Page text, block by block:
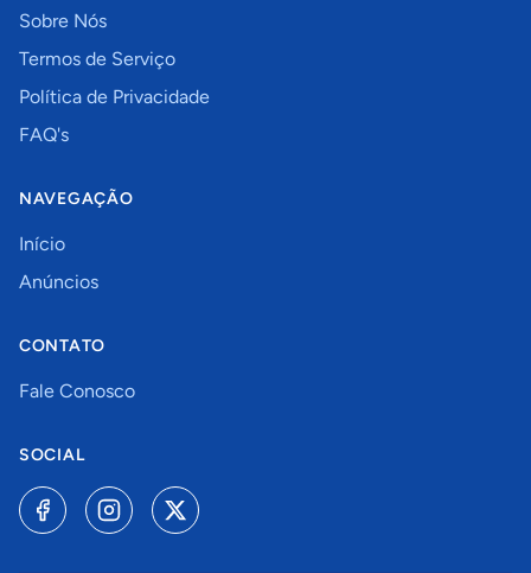
Sobre Nós
Termos de Serviço
Política de Privacidade
FAQ's
NAVEGAÇÃO
Início
Anúncios
CONTATO
Fale Conosco
SOCIAL